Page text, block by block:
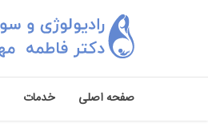
صفحه اصلی خدمات